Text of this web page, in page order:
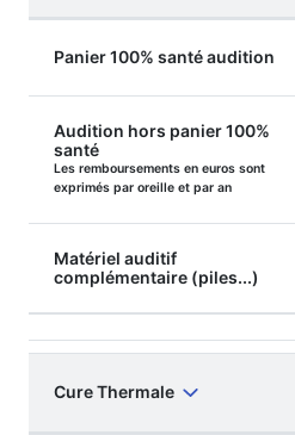
Panier 100% santé audition
Audition hors panier 100%
santé
Les remboursements en euros sont
exprimés par oreille et par an
Matériel auditif
complémentaire (piles...)
Cure Thermale